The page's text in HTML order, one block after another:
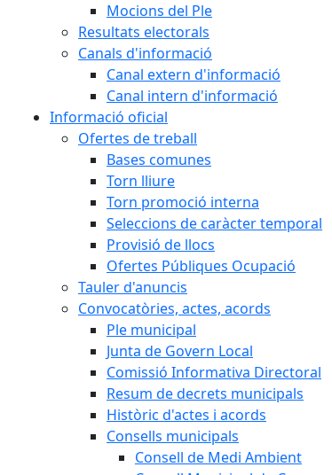
Mocions del Ple
Resultats electorals
Canals d'informació
Canal extern d'informació
Canal intern d'informació
Informació oficial
Ofertes de treball
Bases comunes
Torn lliure
Torn promoció interna
Seleccions de caràcter temporal
Provisió de llocs
Ofertes Públiques Ocupació
Tauler d'anuncis
Convocatòries, actes, acords
Ple municipal
Junta de Govern Local
Comissió Informativa Directoral
Resum de decrets municipals
Històric d'actes i acords
Consells municipals
Consell de Medi Ambient